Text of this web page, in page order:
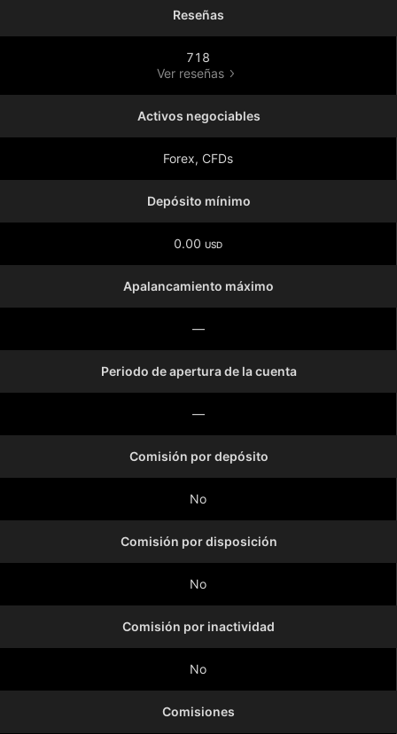
Reseñas
718
Ver reseñas
Activos negociables
Forex, CFDs
Depósito mínimo
0.00 USD
Apalancamiento máximo
—
Periodo de apertura de la cuenta
—
Comisión por depósito
No
Comisión por disposición
No
Comisión por inactividad
No
Comisiones